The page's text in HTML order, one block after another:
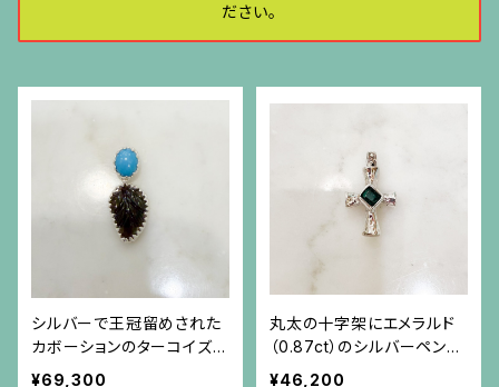
ださい。
シルバーで王冠留めされた
カボーションのターコイズと
葉の形と彫りのトルマリンの
¥69,300
丸太の十字架にエメラルド
（0.87ct）のシルバーペンダ
ント(チェーン別）
¥46,200